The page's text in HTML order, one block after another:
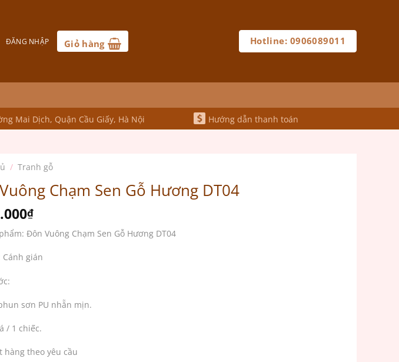
ĐĂNG NHẬP Giỏ hàng Hotline: 0906089011
Mai Dịch, Quận Cầu Giấy, Hà Nội Hướng dẫn thanh toán
/ Tranh gỗ
Chạm Sen Gỗ Hương DT04
₫
Đôn Vuông Chạm Sen Gỗ Hương DT04
Cánh gián
sơn PU nhẵn mịn.
/ 1 chiếc.
hàng theo yêu cầu